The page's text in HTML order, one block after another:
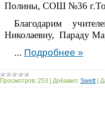
Полины, СОШ №36
Благодарим
Николаевну, Параду
... Подробнее »
Просмотров: 253 Добавил: Swett